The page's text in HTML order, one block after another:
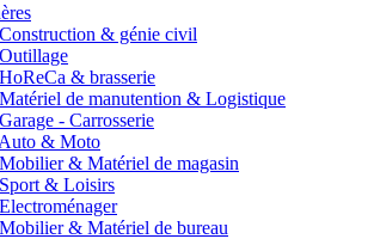
& génie civil
& brasserie
de manutention & Logistique
- Carrosserie
Auto & Moto
& Matériel de magasin
& Loisirs
& Matériel de bureau